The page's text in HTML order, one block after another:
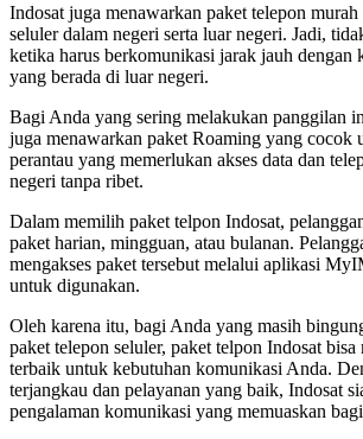
Indosat juga menawarkan paket telepon murah
seluler dalam negeri serta luar negeri. Jadi,
ketika harus berkomunikasi jarak jauh dengan
yang berada di luar negeri.
Bagi Anda yang sering melakukan panggilan
juga menawarkan paket Roaming yang cocok
perantau yang memerlukan akses data dan
negeri tanpa ribet.
Dalam memilih paket telpon Indosat,
paket harian, mingguan, atau bulanan.
mengakses paket tersebut melalui aplikasi
untuk digunakan.
Oleh karena itu, bagi Anda yang masih
paket telepon seluler, paket telpon Indosat
terbaik untuk kebutuhan komunikasi Anda.
terjangkau dan pelayanan yang baik, Indosat
pengalaman komunikasi yang memuaskan